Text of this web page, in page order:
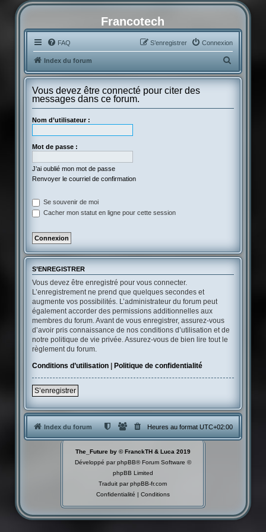
Francotech
FAQ Connexion
S’enregistrer
Index du forum
e
Vous devez être connecté pour citer des
messages dans ce forum.
Nom d’utilisateur :
Mot de passe :
J’ai oublié mon mot de passe
Renvoyer le courriel de confirmation
Se souvenir de moi
Cacher mon statut en ligne pour cette session
S’ENREGISTRER
Vous devez être enregistré pour vous connecter.
L’enregistrement ne prend que quelques secondes et
augmente vos possibilités. L’administrateur du forum peut
également accorder des permissions additionnelles aux
membres du forum. Avant de vous enregistrer, assurez-vous
d’avoir pris connaissance de nos conditions d’utilisation et de
notre politique de vie privée. Assurez-vous de bien lire tout le
règlement du forum.
Conditions d’utilisation| Politique de confidentialité
S’enregistrer
Index du forum Heures au formatUTC+02:00
The_Future by © FranckTH & Luca 2019
Développé parphpBB® Forum Software ©
phpBB Limited
Traduit parphpBB-fr.com
Confidentialité | Conditions